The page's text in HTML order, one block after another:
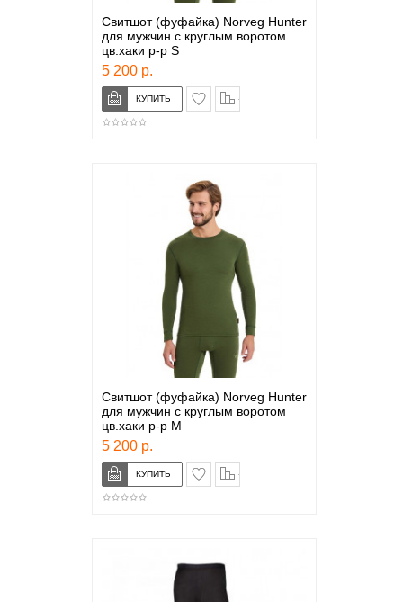
Свитшот (фуфайка) Norveg Hunter
для мужчин с круглым воротом
цв.хаки р-р S
5 200 р.
в закладки
Свитшот (фуфайка) Norveg Hunter
для мужчин с круглым воротом
цв.хаки р-р M
5 200 р.
в закладки